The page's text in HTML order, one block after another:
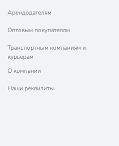
Вес в упаковке
Габариты упаковки
Арендодателям
Оптовым покупателям
Транспортным компаниям и
курьерам
О компании
Наши реквизиты